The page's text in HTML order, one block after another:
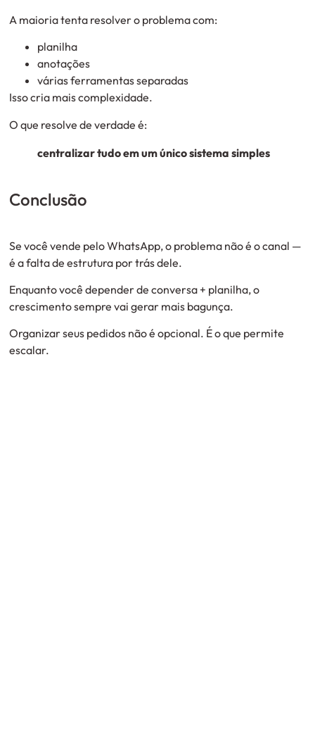
A maioria tenta resolver o problema com:
planilha
anotações
várias ferramentas separadas
Isso cria mais complexidade.
O que resolve de verdade é:
centralizar tudo em um único sistema simples
Conclusão
Se você vende pelo WhatsApp, o problema não é o canal —
é a falta de estrutura por trás dele.
Enquanto você depender de conversa + planilha, o
crescimento sempre vai gerar mais bagunça.
Organizar seus pedidos não é opcional. É o que permite
escalar.